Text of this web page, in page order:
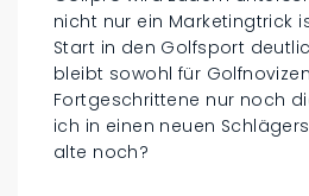
nicht nur ein Marketingtrick
Start in den Golfsport
bleibt sowohl für
Fortgeschrittene nur noch
ich in einen neuen
alte noch?